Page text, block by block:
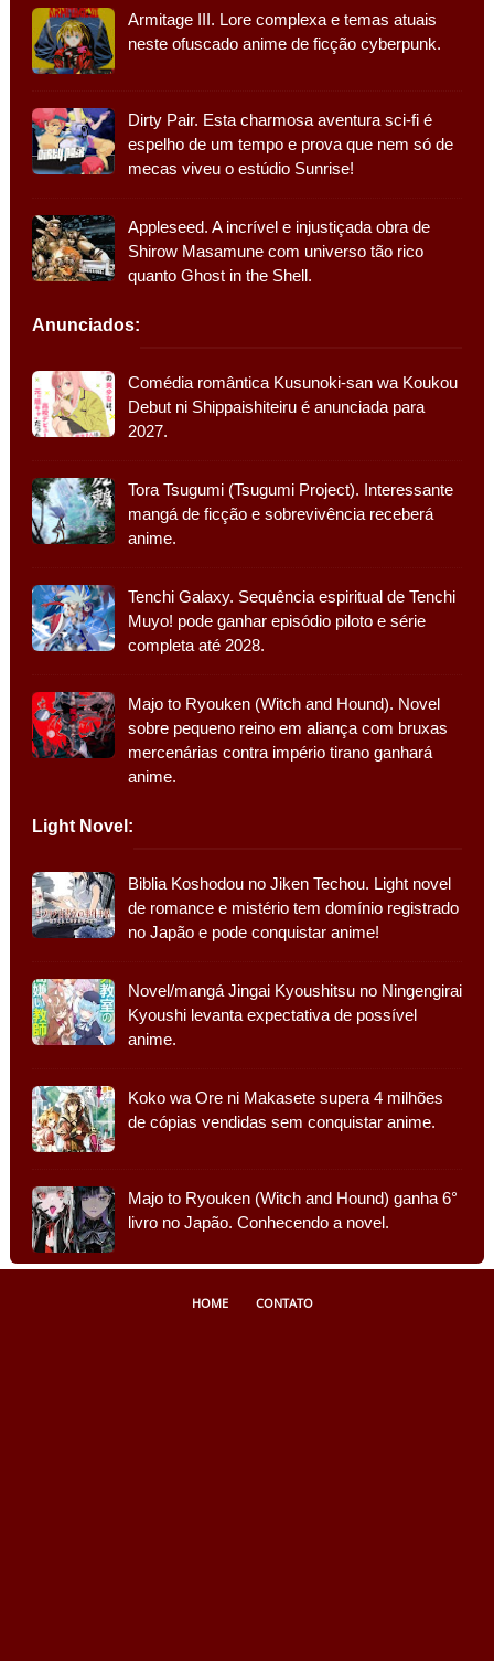
Armitage III. Lore complexa e temas atuais
neste ofuscado anime de ficção cyberpunk.
Dirty Pair. Esta charmosa aventura sci-fi é
espelho de um tempo e prova que nem só de
mecas viveu o estúdio Sunrise!
Appleseed. A incrível e injustiçada obra de
Shirow Masamune com universo tão rico
quanto Ghost in the Shell.
Anunciados:
Comédia romântica Kusunoki-san wa Koukou
Debut ni Shippaishiteiru é anunciada para
2027.
Tora Tsugumi (Tsugumi Project). Interessante
mangá de ficção e sobrevivência receberá
anime.
Tenchi Galaxy. Sequência espiritual de Tenchi
Muyo! pode ganhar episódio piloto e série
completa até 2028.
Majo to Ryouken (Witch and Hound). Novel
sobre pequeno reino em aliança com bruxas
mercenárias contra império tirano ganhará
anime.
Light Novel:
Biblia Koshodou no Jiken Techou. Light novel
de romance e mistério tem domínio registrado
no Japão e pode conquistar anime!
Novel/mangá Jingai Kyoushitsu no Ningengirai
Kyoushi levanta expectativa de possível
anime.
Koko wa Ore ni Makasete supera 4 milhões
de cópias vendidas sem conquistar anime.
Majo to Ryouken (Witch and Hound) ganha 6°
livro no Japão. Conhecendo a novel.
HOME CONTATO